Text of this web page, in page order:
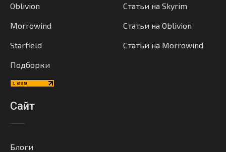
Oblivion
Morrowind
Starfield
Подборки
Статьи на Skyrim
Статьи на Oblivion
Статьи на Morrowind
Сайт
Блоги